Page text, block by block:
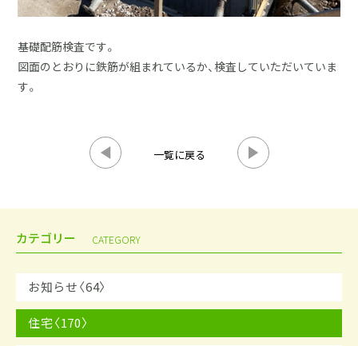
基礎配筋検査です。
図面のとおりに鉄筋が組まれているか、検査していただいていま
す。
一覧に戻る
カテゴリー CATEGORY
お知らせ〈64〉
住宅〈170〉